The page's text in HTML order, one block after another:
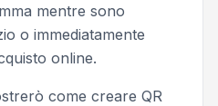
mentre sono
o immediatamente
online.
come creare QR